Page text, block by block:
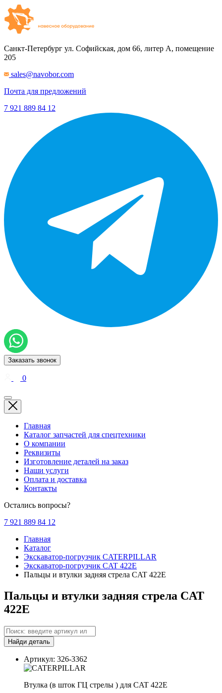
Санкт-Петербург ул. Софийская, дом 66, литер А, помещение
205
sales@navobor.com
Почта для предложений
7 921 889 84 12
Заказать звонок
0
Главная
Каталог запчастей для спецтехники
О компании
Реквизиты
Изготовление деталей на заказ
Наши услуги
Оплата и доставка
Контакты
Остались вопросы?
7 921 889 84 12
Главная
Каталог
Экскаватор-погрузчик CATERPILLAR
Экскаватор-погрузчик CAT 422E
Пальцы и втулки задняя стрела CAT 422E
Пальцы и втулки задняя стрела CAT
422E
Найди деталь
Артикул: 326-3362
Втулка (в шток ГЦ стрелы ) для CAT 422E